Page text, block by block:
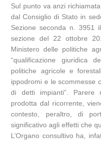
Sul punto va anzi
dal Consiglio di Stato in
Sezione seconda n. 3951
sezione del 22 ottobre
Ministero delle politiche
“qualificazione giuridica
politiche agricole e
ippodromi e le scommesse
di detti impianti”. Parere
prodotta dal ricorrente,
contesto, peraltro, di
significativo agli effetti che
L’Organo consultivo ha,